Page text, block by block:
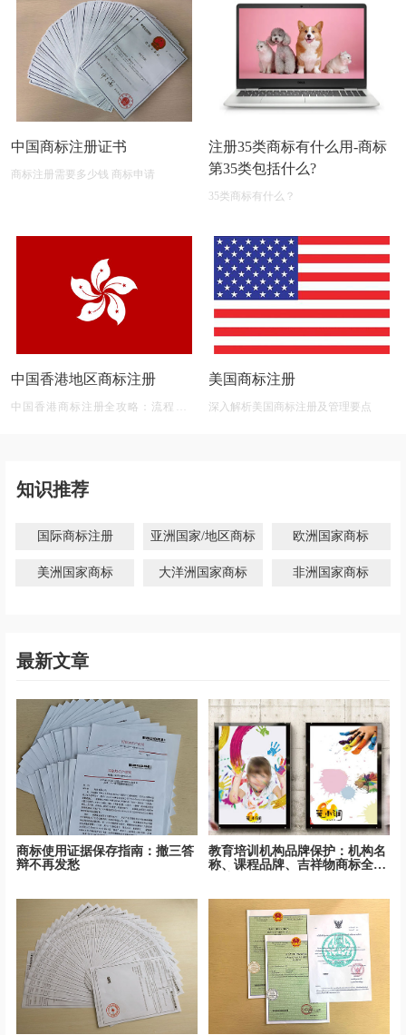
中国商标注册证书
商标注册需要多少钱 商标申请
注册35类商标有什么用-商标
第35类包括什么?
35类商标有什么？
中国香港地区商标注册
中国香港商标注册全攻略：流程、材
美国商标注册
深入解析美国商标注册及管理要点
知识推荐
国际商标注册 亚洲国家/地区商标 欧洲国家商标
美洲国家商标 大洋洲国家商标 非洲国家商标
最新文章
商标使用证据保存指南：撤三答
辩不再发愁
教育培训机构品牌保护：机构名
称、课程品牌、吉祥物商标全面